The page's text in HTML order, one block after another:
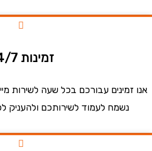
זמינות 24/7
עבורכם בכל שעה לשירות מיידי
נשמח לעמוד לשירותכם ולהעניק לכם